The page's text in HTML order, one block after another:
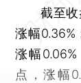
截至收
涨幅0.36%
涨幅0.06%
点，涨幅